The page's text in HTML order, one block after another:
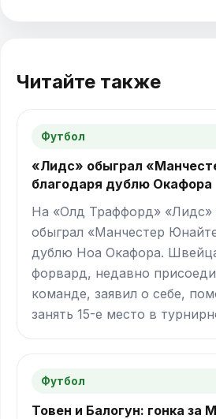
Читайте также
Футбол
«Лидс» обыграл
благодаря дублю Окафора
На «Олд Траффорд»
обыграл «Манчестер
дублю Ноа Окафора.
форвард, недавно
команде, заявил о себе,
занять 15-е место в
Футбол
Товен и Балогун: гонка за